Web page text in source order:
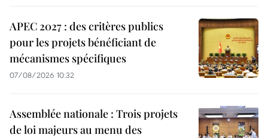
APEC 2027 : des critères publics
pour les projets bénéficiant de
mécanismes spécifiques
07/08/2026 10:32
Assemblée nationale : Trois projets
de loi majeurs au menu des